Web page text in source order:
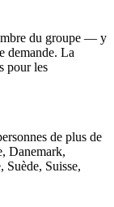
du groupe — y
demande. La
pour les
de plus de
Danemark,
Suisse,